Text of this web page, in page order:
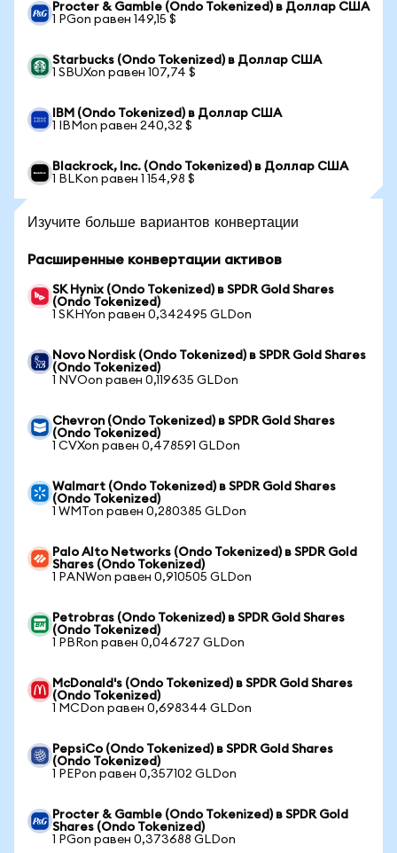
Procter & Gamble (Ondo Tokenized) в Доллар США
1 PGon равен 149,15 $
Starbucks (Ondo Tokenized) в Доллар США
1 SBUXon равен 107,74 $
IBM (Ondo Tokenized) в Доллар США
1 IBMon равен 240,32 $
Blackrock, Inc. (Ondo Tokenized) в Доллар США
1 BLKon равен 1 154,98 $
Изучите больше вариантов конвертации
Расширенные конвертации активов
SK Hynix (Ondo Tokenized) в SPDR Gold Shares
(Ondo Tokenized)
1 SKHYon равен 0,342495 GLDon
Novo Nordisk (Ondo Tokenized) в SPDR Gold Shares
(Ondo Tokenized)
1 NVOon равен 0,119635 GLDon
Chevron (Ondo Tokenized) в SPDR Gold Shares
(Ondo Tokenized)
1 CVXon равен 0,478591 GLDon
Walmart (Ondo Tokenized) в SPDR Gold Shares
(Ondo Tokenized)
1 WMTon равен 0,280385 GLDon
Palo Alto Networks (Ondo Tokenized) в SPDR Gold
Shares (Ondo Tokenized)
1 PANWon равен 0,910505 GLDon
Petrobras (Ondo Tokenized) в SPDR Gold Shares
(Ondo Tokenized)
1 PBRon равен 0,046727 GLDon
McDonald's (Ondo Tokenized) в SPDR Gold Shares
(Ondo Tokenized)
1 MCDon равен 0,698344 GLDon
PepsiCo (Ondo Tokenized) в SPDR Gold Shares
(Ondo Tokenized)
1 PEPon равен 0,357102 GLDon
Procter & Gamble (Ondo Tokenized) в SPDR Gold
Shares (Ondo Tokenized)
1 PGon равен 0,373688 GLDon